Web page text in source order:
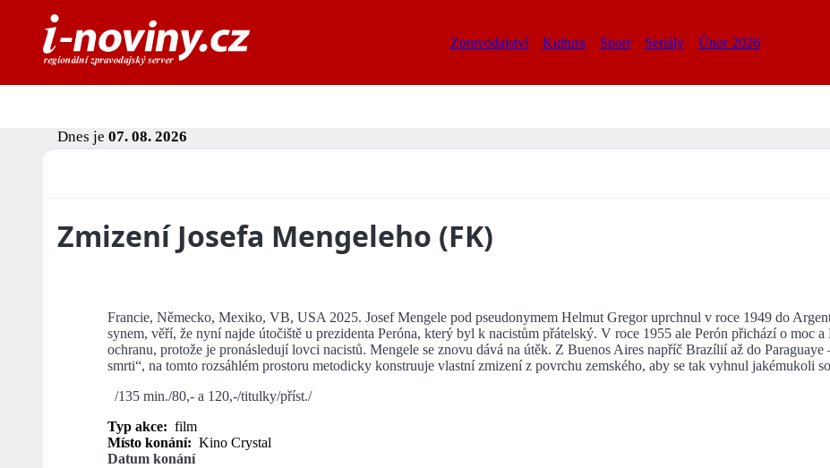
Zpravodajství Kultura Sport Seriály Únor 2026
Dnes je 07. 08. 2026
Zmizení Josefa Mengeleho (FK)
Francie, Německo, Mexiko, VB, USA 2025. Josef Mengele pod pseudonymem Helmut Gregor uprchnul v roce 1949 do
synem, věří, že nyní najde útočiště u prezidenta Peróna, který byl k nacistům přátelský. V roce 1955 ale Perón přichází o moc
ochranu, protože je pronásledují lovci nacistů. Mengele se znovu dává na útěk. Z Buenos Aires napříč Brazílií až do
smrti“, na tomto rozsáhlém prostoru metodicky konstruuje vlastní zmizení z povrchu zemského, aby se tak vyhnul jakémukoli
/135 min./80,- a 120,-/titulky/příst./
Typ akce: film
Místo konání: Kino Crystal
Datum konání